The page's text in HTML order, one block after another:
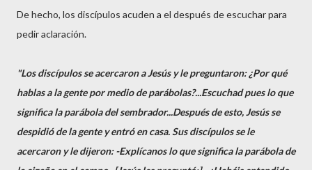
De hecho, los discípulos acuden a el después de escuchar para
pedir aclaración.
"Los discípulos se acercaron a Jesús y le preguntaron: ¿Por qué
hablas a la gente por medio de parábolas?...Escuchad pues lo que
significa la parábola del sembrador...Después de esto, Jesús se
despidió de la gente y entró en casa. Sus discípulos se le
acercaron y le dijeron: -Explícanos lo que significa la parábola de